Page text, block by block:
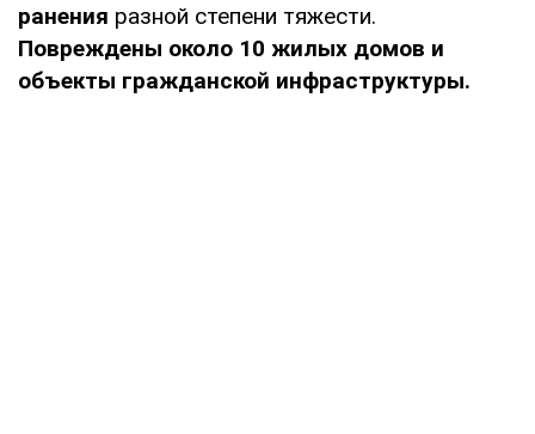
ранения разной степени тяжести.
Повреждены около 10 жилых домов и
объекты гражданской инфраструктуры.